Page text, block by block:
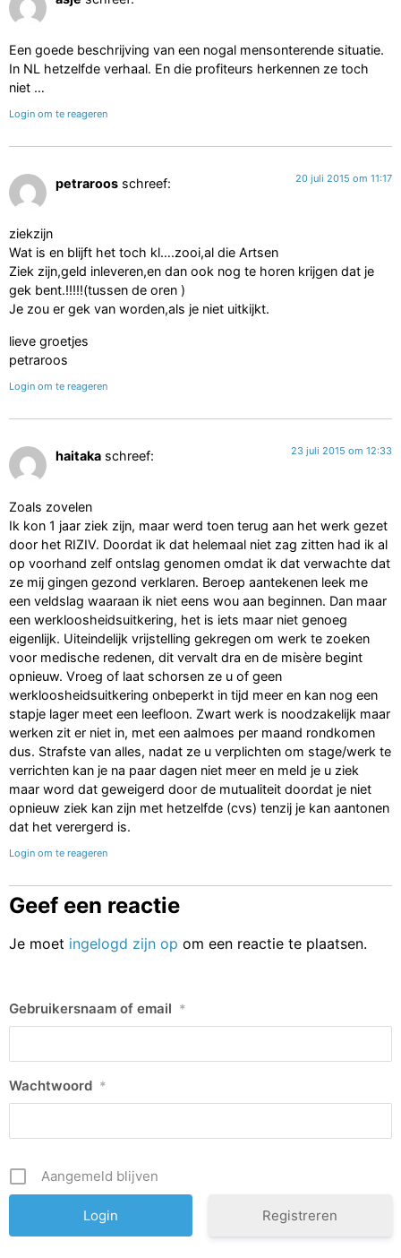
Een goede beschrijving van een nogal mensonterende situatie.
In NL hetzelfde verhaal. En die profiteurs herkennen ze toch
niet …
Login om te reageren
petraroos schreef: 20 juli 2015 om 11:17
ziekzijn
Wat is en blijft het toch kl….zooi,al die Artsen
Ziek zijn,geld inleveren,en dan ook nog te horen krijgen dat je
gek bent.!!!!!(tussen de oren )
Je zou er gek van worden,als je niet uitkijkt.
lieve groetjes
petraroos
Login om te reageren
haitaka schreef: 23 juli 2015 om 12:33
Zoals zovelen
Ik kon 1 jaar ziek zijn, maar werd toen terug aan het werk gezet
door het RIZIV. Doordat ik dat helemaal niet zag zitten had ik al
op voorhand zelf ontslag genomen omdat ik dat verwachte dat
ze mij gingen gezond verklaren. Beroep aantekenen leek me
een veldslag waaraan ik niet eens wou aan beginnen. Dan maar
een werkloosheidsuitkering, het is iets maar niet genoeg
eigenlijk. Uiteindelijk vrijstelling gekregen om werk te zoeken
voor medische redenen, dit vervalt dra en de misère begint
opnieuw. Vroeg of laat schorsen ze u of geen
werkloosheidsuitkering onbeperkt in tijd meer en kan nog een
stapje lager meet een leefloon. Zwart werk is noodzakelijk maar
werken zit er niet in, met een aalmoes per maand rondkomen
dus. Strafste van alles, nadat ze u verplichten om stage/werk te
verrichten kan je na paar dagen niet meer en meld je u ziek
maar word dat geweigerd door de mutualiteit doordat je niet
opnieuw ziek kan zijn met hetzelfde (cvs) tenzij je kan aantonen
dat het verergerd is.
Login om te reageren
Geef een reactie
Je moet ingelogd zijn op om een reactie te plaatsen.
Gebruikersnaam of email *
Wachtwoord *
Aangemeld blijven
Registreren